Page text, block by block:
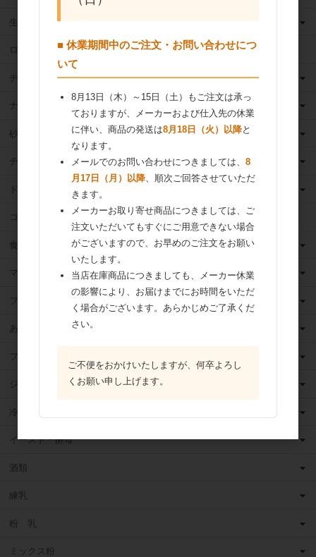
生クリーム
ロングライフ牛乳
チーズ
ナッツ
砂糖
チョコレート
ドライフルーツ
ココア
食用油
マーガリン
フィリング
あんこ
フルーツ（果物）缶詰
ジャム
冷凍フルーツ
イースト・酵母
酒類
練乳
粉 乳
ミックス粉
■ 休業期間中のご注文・お問い合わせにつ
いて
8月13日（木）～15日（土）もご注文は承っ
ておりますが、メーカーおよび仕入先の休業
に伴い、商品の発送は8月18日（火）以降と
なります。
メールでのお問い合わせにつきましては、 8
月17日（月）以降、順次ご回答させていただ
きます。
メーカーお取り寄せ商品につきましては、ご
注文いただいてもすぐにご用意できない場合
がございますので、お早めのご注文をお願い
いたします。
当店在庫商品につきましても、メーカー休業
の影響により、お届けまでにお時間をいただ
く場合がございます。あらかじめご了承くだ
さい。
ご不便をおかけいたしますが、何卒よろし
くお願い申し上げます。